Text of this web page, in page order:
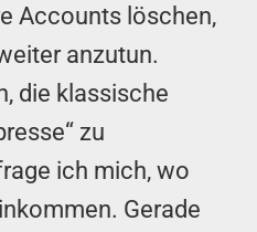
Accounts löschen,
anzutun.
die klassische
zu
ich mich, wo
Gerade